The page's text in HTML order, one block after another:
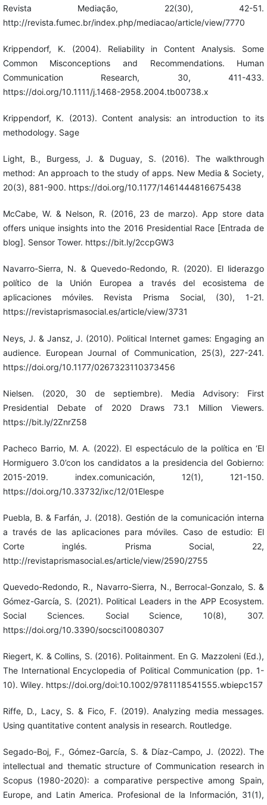
Revista Mediação, 22(30), 42-51.
http://revista.fumec.br/index.php/mediacao/article/view/7770
Krippendorf, K. (2004). Reliability in Content Analysis. Some
Common Misconceptions and Recommendations. Human
Communication Research, 30, 411-433.
https://doi.org/10.1111/j.1468-2958.2004.tb00738.x
Krippendorf, K. (2013). Content analysis: an introduction to its
methodology. Sage
Light, B., Burgess, J. & Duguay, S. (2016). The walkthrough
method: An approach to the study of apps. New Media & Society,
20(3), 881-900. https://doi.org/10.1177/1461444816675438
McCabe, W. & Nelson, R. (2016, 23 de marzo). App store data
offers unique insights into the 2016 Presidential Race [Entrada de
blog]. Sensor Tower. https://bit.ly/2ccpGW3
Navarro-Sierra, N. & Quevedo-Redondo, R. (2020). El liderazgo
político de la Unión Europea a través del ecosistema de
aplicaciones móviles. Revista Prisma Social, (30), 1-21.
https://revistaprismasocial.es/article/view/3731
Neys, J. & Jansz, J. (2010). Political Internet games: Engaging an
audience. European Journal of Communication, 25(3), 227-241.
https://doi.org/10.1177/0267323110373456
Nielsen. (2020, 30 de septiembre). Media Advisory: First
Presidential Debate of 2020 Draws 73.1 Million Viewers.
https://bit.ly/2ZnrZ58
Pacheco Barrio, M. A. (2022). El espectáculo de la política en ‘El
Hormiguero 3.0’con los candidatos a la presidencia del Gobierno:
2015-2019. index.comunicación, 12(1), 121-150.
https://doi.org/10.33732/ixc/12/01Elespe
Puebla, B. & Farfán, J. (2018). Gestión de la comunicación interna
a través de las aplicaciones para móviles. Caso de estudio: El
Corte inglés. Prisma Social, 22,
http://revistaprismasocial.es/article/view/2590/2755
Quevedo-Redondo, R., Navarro-Sierra, N., Berrocal-Gonzalo, S. &
Gómez-García, S. (2021). Political Leaders in the APP Ecosystem.
Social Sciences. Social Science, 10(8), 307.
https://doi.org/10.3390/socsci10080307
Riegert, K. & Collins, S. (2016). Politainment. En G. Mazzoleni (Ed.),
The International Encyclopedia of Political Communication (pp. 1-
10). Wiley. https://doi.org/doi:10.1002/9781118541555.wbiepc157
Riffe, D., Lacy, S. & Fico, F. (2019). Analyzing media messages.
Using quantitative content analysis in research. Routledge.
Segado-Boj, F., Gómez-García, S. & Díaz-Campo, J. (2022). The
intellectual and thematic structure of Communication research in
Scopus (1980-2020): a comparative perspective among Spain,
Europe, and Latin America. Profesional de la Información, 31(1),